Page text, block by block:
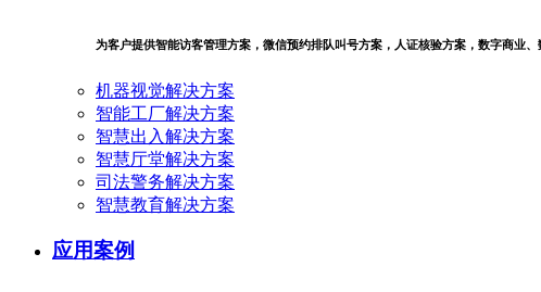
为客户提供智能访客管理方案，微信预约排队叫号方案，人证核验方案，数字商业
机器视觉解决方案
智能工厂解决方案
智慧出入解决方案
智慧厅堂解决方案
司法警务解决方案
智慧教育解决方案
应用案例